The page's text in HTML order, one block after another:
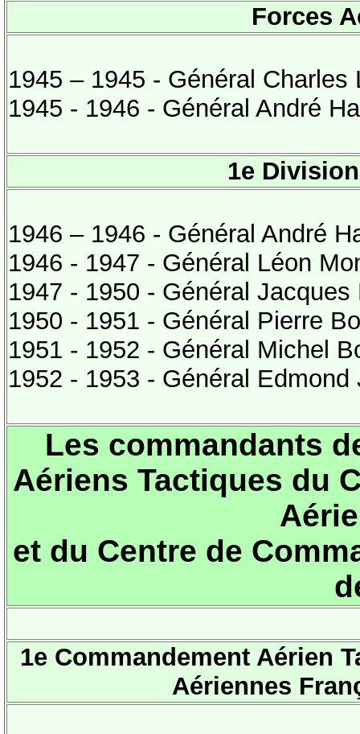
Forces
1945 – 1945 - Général Charles
1945 - 1946 - Général André
1e
1946 – 1946 - Général André
1946 - 1947 - Général Léon
1947 - 1950 - Général Jacques
1950 - 1951 - Général Pierre
1951 - 1952 - Général Michel
1952 - 1953 - Général Edmond
Les commandants
Aériens Tactiques du
et du Centre de
1e Commandement Aérien
Aériennes